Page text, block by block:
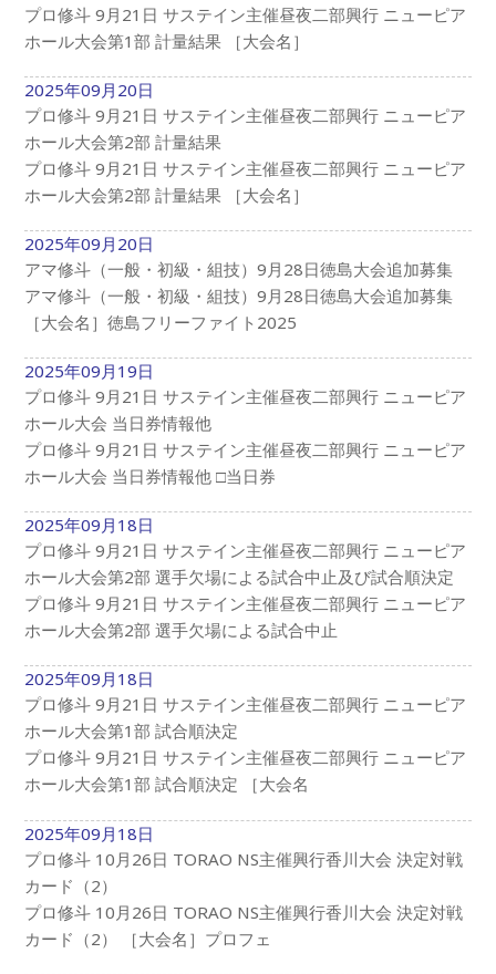
プロ修斗 9月21日 サステイン主催昼夜二部興行 ニューピア
ホール大会第1部 計量結果 ［大会名］
2025年09月20日
プロ修斗 9月21日 サステイン主催昼夜二部興行 ニューピア
ホール大会第2部 計量結果
プロ修斗 9月21日 サステイン主催昼夜二部興行 ニューピア
ホール大会第2部 計量結果 ［大会名］
2025年09月20日
アマ修斗（一般・初級・組技）9月28日徳島大会追加募集
アマ修斗（一般・初級・組技）9月28日徳島大会追加募集
［大会名］徳島フリーファイト2025
2025年09月19日
プロ修斗 9月21日 サステイン主催昼夜二部興行 ニューピア
ホール大会 当日券情報他
プロ修斗 9月21日 サステイン主催昼夜二部興行 ニューピア
ホール大会 当日券情報他 □当日券
2025年09月18日
プロ修斗 9月21日 サステイン主催昼夜二部興行 ニューピア
ホール大会第2部 選手欠場による試合中止及び試合順決定
プロ修斗 9月21日 サステイン主催昼夜二部興行 ニューピア
ホール大会第2部 選手欠場による試合中止
2025年09月18日
プロ修斗 9月21日 サステイン主催昼夜二部興行 ニューピア
ホール大会第1部 試合順決定
プロ修斗 9月21日 サステイン主催昼夜二部興行 ニューピア
ホール大会第1部 試合順決定 ［大会名
2025年09月18日
プロ修斗 10月26日 TORAO NS主催興行香川大会 決定対戦
カード（2）
プロ修斗 10月26日 TORAO NS主催興行香川大会 決定対戦
カード（2） ［大会名］プロフェ